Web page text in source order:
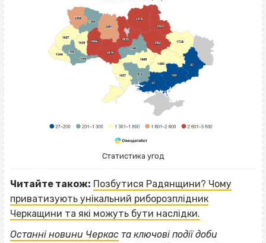
Статистика угод
Читайте також: Позбутися Радянщини? Чому
приватизують унікальний риборозплідник
Черкащини та які можуть бути наслідки.
Останні новини Черкас та ключові події доби